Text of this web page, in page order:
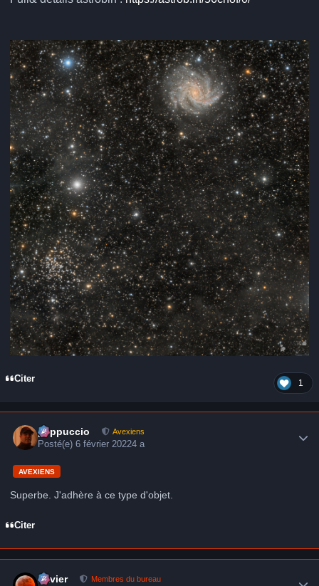
Citer 1
peppuccio Avexiens
Posté(e)6 février 20224 a
AVEXIENS
Superbe. J'adhère à ce type d'objet.
Citer
Xavier Membres du bureau